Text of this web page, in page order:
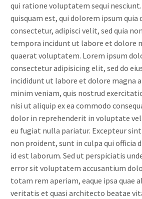
qui ratione voluptatem sequi
quisquam est, qui dolorem ipsum
consectetur, adipisci velit, sed quia
tempora incidunt ut labore et dolore
quaerat voluptatem. Lorem ipsum
consectetur adipisicing elit, sed do
incididunt ut labore et dolore magna
minim veniam, quis nostrud
nisi ut aliquip ex ea commodo
dolor in reprehenderit in voluptate
eu fugiat nulla pariatur. Excepteur
non proident, sunt in culpa qui officia
id est laborum. Sed ut perspiciatis
error sit voluptatem accusantium
totam rem aperiam, eaque ipsa quae
veritatis et quasi architecto beatae